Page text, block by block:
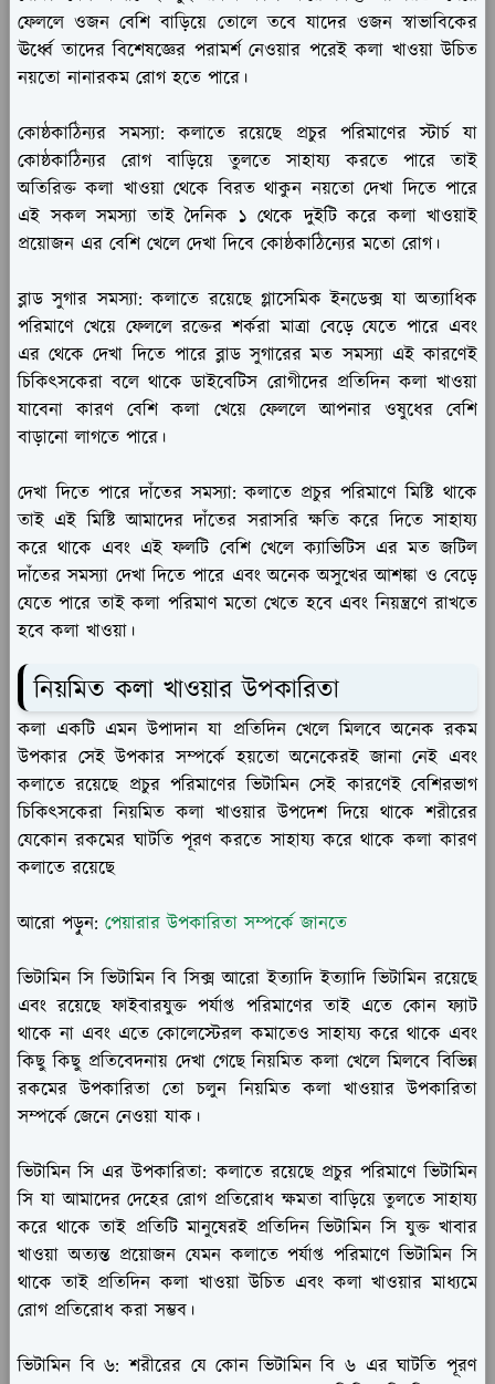
ফেললে ওজন বেশি বাড়িয়ে তোলে তবে যাদের ওজন স্বাভাবিকের
ঊর্ধ্বে তাদের বিশেষজ্ঞের পরামর্শ নেওয়ার পরেই কলা খাওয়া উচিত
নয়তো নানারকম রোগ হতে পারে।
কোষ্ঠকাঠিন্যর সমস্যা: কলাতে রয়েছে প্রচুর পরিমাণের স্টার্চ যা
কোষ্ঠকাঠিন্যর রোগ বাড়িয়ে তুলতে সাহায্য করতে পারে তাই
অতিরিক্ত কলা খাওয়া থেকে বিরত থাকুন নয়তো দেখা দিতে পারে
এই সকল সমস্যা তাই দৈনিক ১ থেকে দুইটি করে কলা খাওয়াই
প্রয়োজন এর বেশি খেলে দেখা দিবে কোষ্ঠকাঠিন্যের মতো রোগ।
ব্লাড সুগার সমস্যা: কলাতে রয়েছে গ্লাসেমিক ইনডেক্স যা অত্যাধিক
পরিমাণে খেয়ে ফেললে রক্তের শর্করা মাত্রা বেড়ে যেতে পারে এবং
এর থেকে দেখা দিতে পারে ব্লাড সুগারের মত সমস্যা এই কারণেই
চিকিৎসকেরা বলে থাকে ডাইবেটিস রোগীদের প্রতিদিন কলা খাওয়া
যাবেনা কারণ বেশি কলা খেয়ে ফেললে আপনার ওষুধের বেশি
বাড়ানো লাগতে পারে।
দেখা দিতে পারে দাঁতের সমস্যা: কলাতে প্রচুর পরিমাণে মিষ্টি থাকে
তাই এই মিষ্টি আমাদের দাঁতের সরাসরি ক্ষতি করে দিতে সাহায্য
করে থাকে এবং এই ফলটি বেশি খেলে ক্যাভিটিস এর মত জটিল
দাঁতের সমস্যা দেখা দিতে পারে এবং অনেক অসুখের আশঙ্কা ও বেড়ে
যেতে পারে তাই কলা পরিমাণ মতো খেতে হবে এবং নিয়ন্ত্রণে রাখতে
হবে কলা খাওয়া।
নিয়মিত কলা খাওয়ার উপকারিতা
কলা একটি এমন উপাদান যা প্রতিদিন খেলে মিলবে অনেক রকম
উপকার সেই উপকার সম্পর্কে হয়তো অনেকেরই জানা নেই এবং
কলাতে রয়েছে প্রচুর পরিমাণের ভিটামিন সেই কারণেই বেশিরভাগ
চিকিৎসকেরা নিয়মিত কলা খাওয়ার উপদেশ দিয়ে থাকে শরীরের
যেকোন রকমের ঘাটতি পূরণ করতে সাহায্য করে থাকে কলা কারণ
কলাতে রয়েছে
আরো পড়ুন: পেয়ারার উপকারিতা সম্পর্কে জানতে
ভিটামিন সি ভিটামিন বি সিক্স আরো ইত্যাদি ইত্যাদি ভিটামিন রয়েছে
এবং রয়েছে ফাইবারযুক্ত পর্যাপ্ত পরিমাণের তাই এতে কোন ফ্যাট
থাকে না এবং এতে কোলেস্টেরল কমাতেও সাহায্য করে থাকে এবং
কিছু কিছু প্রতিবেদনায় দেখা গেছে নিয়মিত কলা খেলে মিলবে বিভিন্ন
রকমের উপকারিতা তো চলুন নিয়মিত কলা খাওয়ার উপকারিতা
সম্পর্কে জেনে নেওয়া যাক।
ভিটামিন সি এর উপকারিতা: কলাতে রয়েছে প্রচুর পরিমাণে ভিটামিন
সি যা আমাদের দেহের রোগ প্রতিরোধ ক্ষমতা বাড়িয়ে তুলতে সাহায্য
করে থাকে তাই প্রতিটি মানুষেরই প্রতিদিন ভিটামিন সি যুক্ত খাবার
খাওয়া অত্যন্ত প্রয়োজন যেমন কলাতে পর্যাপ্ত পরিমাণে ভিটামিন সি
থাকে তাই প্রতিদিন কলা খাওয়া উচিত এবং কলা খাওয়ার মাধ্যমে
রোগ প্রতিরোধ করা সম্ভব।
ভিটামিন বি ৬: শরীরের যে কোন ভিটামিন বি ৬ এর ঘাটতি পূরণ